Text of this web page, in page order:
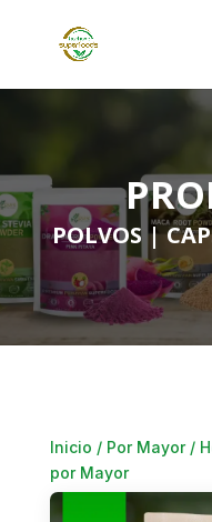
POLVOS |
Inicio / Por Mayor/
por Mayor